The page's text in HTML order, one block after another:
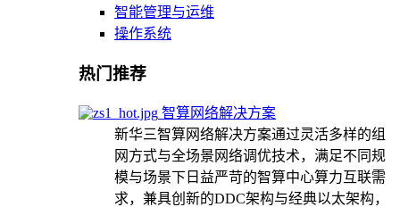
智能管理与运维
操作系统
热门推荐
智算网络解决方案
新华三智算网络解决方案通过灵活多样的组
网方式与全场景网络调优技术，满足不同规
模与场景下日益严苛的智算中心算力互联需
求，兼具创新的DDC架构与经典以太架构，